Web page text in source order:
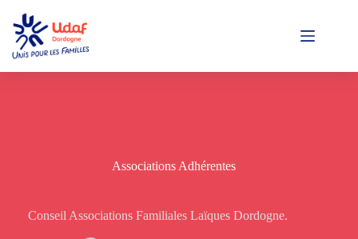
contenu
Associations Adhérentes
Conseil Associations Familiales Laïques Dordogne.